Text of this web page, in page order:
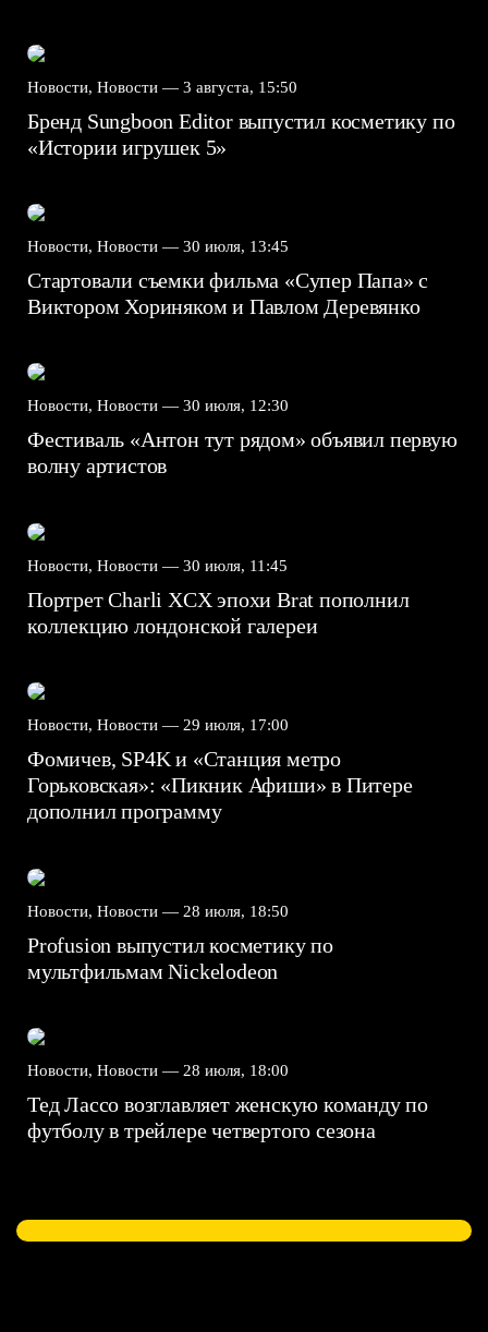
Новости, Новости — 3 августа, 15:50
Бренд Sungboon Editor выпустил косметику по
«Истории игрушек 5»
Новости, Новости — 30 июля, 13:45
Стартовали съемки фильма «Супер Папа» с
Виктором Хориняком и Павлом Деревянко
Новости, Новости — 30 июля, 12:30
Фестиваль «Антон тут рядом» объявил первую
волну артистов
Новости, Новости — 30 июля, 11:45
Портрет Charli XCX эпохи Brat пополнил
коллекцию лондонской галереи
Новости, Новости — 29 июля, 17:00
Фомичев, SP4K и «Станция метро
Горьковская»: «Пикник Афиши» в Питере
дополнил программу
Новости, Новости — 28 июля, 18:50
Profusion выпустил косметику по
мультфильмам Nickelodeon
Новости, Новости — 28 июля, 18:00
Тед Лассо возглавляет женскую команду по
футболу в трейлере четвертого сезона